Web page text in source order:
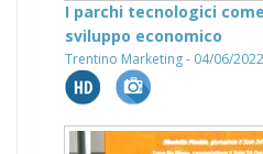
I parchi tecnologici
sviluppo economico
Trentino Marketing - 04/06/2022